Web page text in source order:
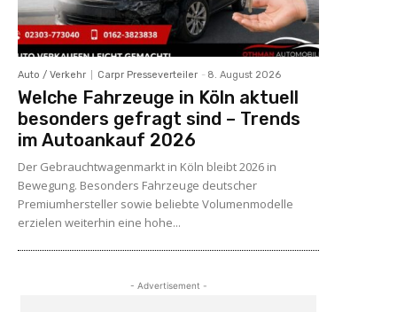
Auto / Verkehr Carpr Presseverteiler - 8. August 2026
Welche Fahrzeuge in Köln aktuell
besonders gefragt sind – Trends
im Autoankauf 2026
Der Gebrauchtwagenmarkt in Köln bleibt 2026 in
Bewegung. Besonders Fahrzeuge deutscher
Premiumhersteller sowie beliebte Volumenmodelle
erzielen weiterhin eine hohe...
- Advertisement -